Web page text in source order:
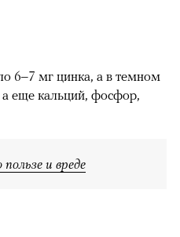
6–7 мг цинка, а в темном
еще кальций, фосфор,
и вреде